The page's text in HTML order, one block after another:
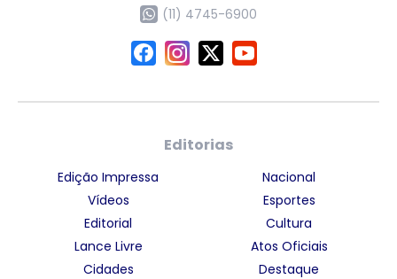
(11) 4745-6900
Editorias
Edição Impressa
Vídeos
Editorial
Lance Livre
Cidades
Nacional
Esportes
Cultura
Atos Oficiais
Destaque